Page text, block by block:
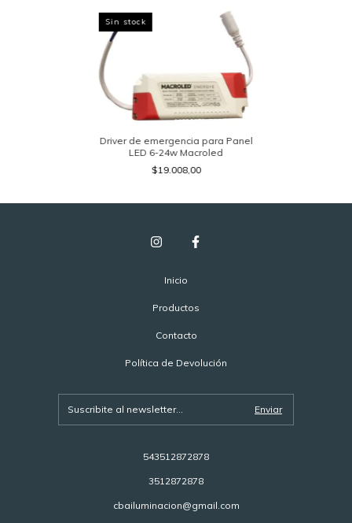
Sin stock
Driver de emergencia para Panel
LED 6-24w Macroled
$19.008,00
Inicio
Productos
Contacto
Política de Devolución
543512872878
3512872878
cbailuminacion@gmail.com